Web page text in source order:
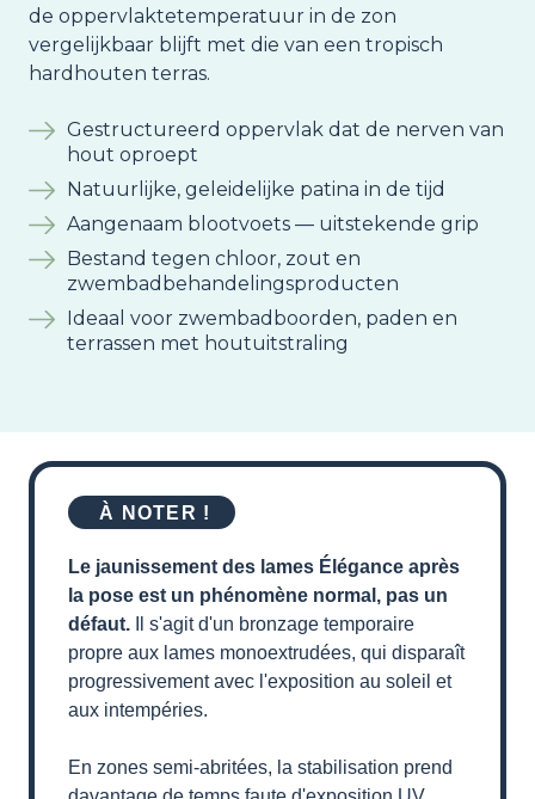
de oppervlaktetemperatuur in de zon
vergelijkbaar blijft met die van een tropisch
hardhouten terras.
Gestructureerd oppervlak dat de nerven van
hout oproept
Natuurlijke, geleidelijke patina in de tijd
Aangenaam blootvoets — uitstekende grip
Bestand tegen chloor, zout en
zwembadbehandelingsproducten
Ideaal voor zwembadboorden, paden en
terrassen met houtuitstraling
À NOTER !
Le jaunissement des lames Élégance après
la pose est un phénomène normal, pas un
défaut. Il s'agit d'un bronzage temporaire
propre aux lames monoextrudées, qui disparaît
progressivement avec l'exposition au soleil et
aux intempéries.
En zones semi-abritées, la stabilisation prend